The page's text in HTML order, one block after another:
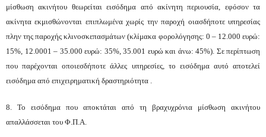
μίσθωση ακινήτου θεωρείται εισόδημα από ακίνητη περιουσία, εφόσον τα
ακίνητα εκμισθώνονται επιπλωμένα χωρίς την παροχή οιασδήποτε υπηρεσίας
πλην της παροχής κλινοσκεπασμάτων (κλίμακα φορολόγησης: 0 – 12.000 ευρώ:
15%, 12.0001 – 35.000 ευρώ: 35%, 35.001 ευρώ και άνω: 45%). Σε περίπτωση
που παρέχονται οποιεσδήποτε άλλες υπηρεσίες, το εισόδημα αυτό αποτελεί
εισόδημα από επιχειρηματική δραστηριότητα .
8. Το εισόδημα που αποκτάται από τη βραχυχρόνια μίσθωση ακινήτου
απαλλάσσεται του Φ.Π.Α.